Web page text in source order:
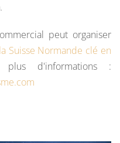
peut organiser
Suisse Normande clé en
plus d'informations :